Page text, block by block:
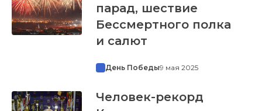
парад, шествие
Бессмертного полка
и салют
День Победы9 мая 2025
Человек-рекорд